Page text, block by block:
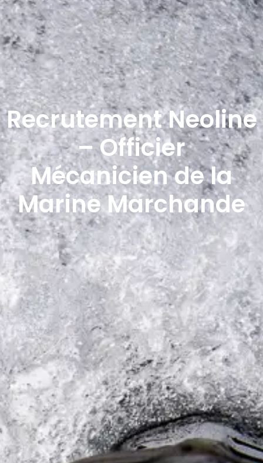
Recrutement Neoline
– Officier
Mécanicien de la
Marine Marchande